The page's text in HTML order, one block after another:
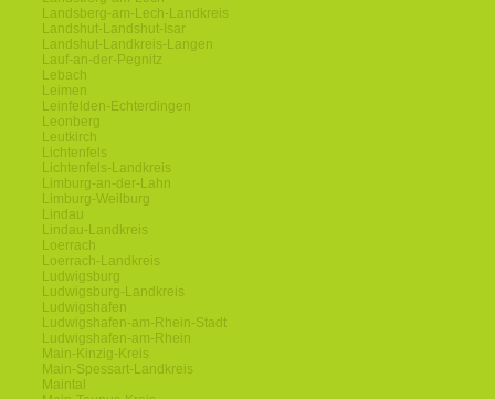
Landsberg-am-Lech-Landkreis
Landshut-Landshut-Isar
Landshut-Landkreis-Langen
Lauf-an-der-Pegnitz
Lebach
Leimen
Leinfelden-Echterdingen
Leonberg
Leutkirch
Lichtenfels
Lichtenfels-Landkreis
Limburg-an-der-Lahn
Limburg-Weilburg
Lindau
Lindau-Landkreis
Loerrach
Loerrach-Landkreis
Ludwigsburg
Ludwigsburg-Landkreis
Ludwigshafen
Ludwigshafen-am-Rhein-Stadt
Ludwigshafen-am-Rhein
Main-Kinzig-Kreis
Main-Spessart-Landkreis
Maintal